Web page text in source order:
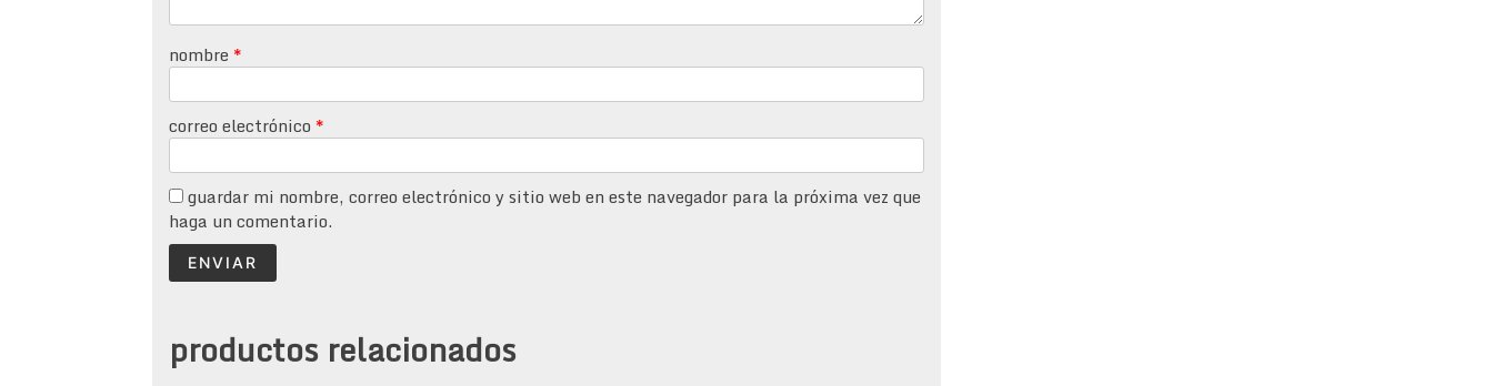
nombre *
correo electrónico *
guardar mi nombre, correo electrónico y sitio web en este navegador para la próxima vez que
haga un comentario.
productos relacionados